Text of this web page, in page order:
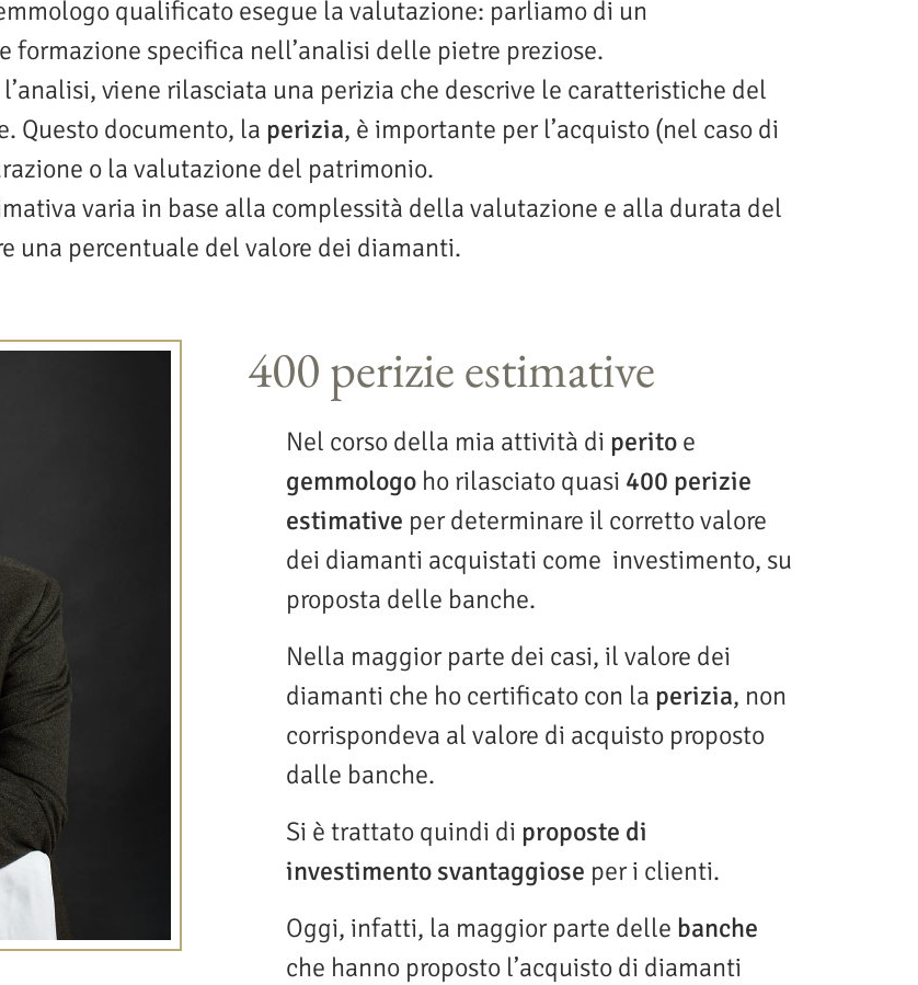
qualificato esegue la valutazione: parliamo di un
formazione specifica nell’analisi delle pietre preziose.
l’analisi, viene rilasciata una perizia che descrive le caratteristiche del
Questo documento, la perizia, è importante per l’acquisto (nel caso di
o la valutazione del patrimonio.
varia in base alla complessità della valutazione e alla durata del
una percentuale del valore dei diamanti.
400 perizie estimative
Nel corso della mia attività di perito e
gemmologo ho rilasciato quasi 400 perizie
estimative per determinare il corretto valore
dei diamanti acquistati come investimento, su
proposta delle banche.
Nella maggior parte dei casi, il valore dei
diamanti che ho certificato con la perizia, non
corrispondeva al valore di acquisto proposto
dalle banche.
Si è trattato quindi di proposte di
investimento svantaggiose per i clienti.
Oggi, infatti, la maggior parte delle banche
che hanno proposto l’acquisto di diamanti